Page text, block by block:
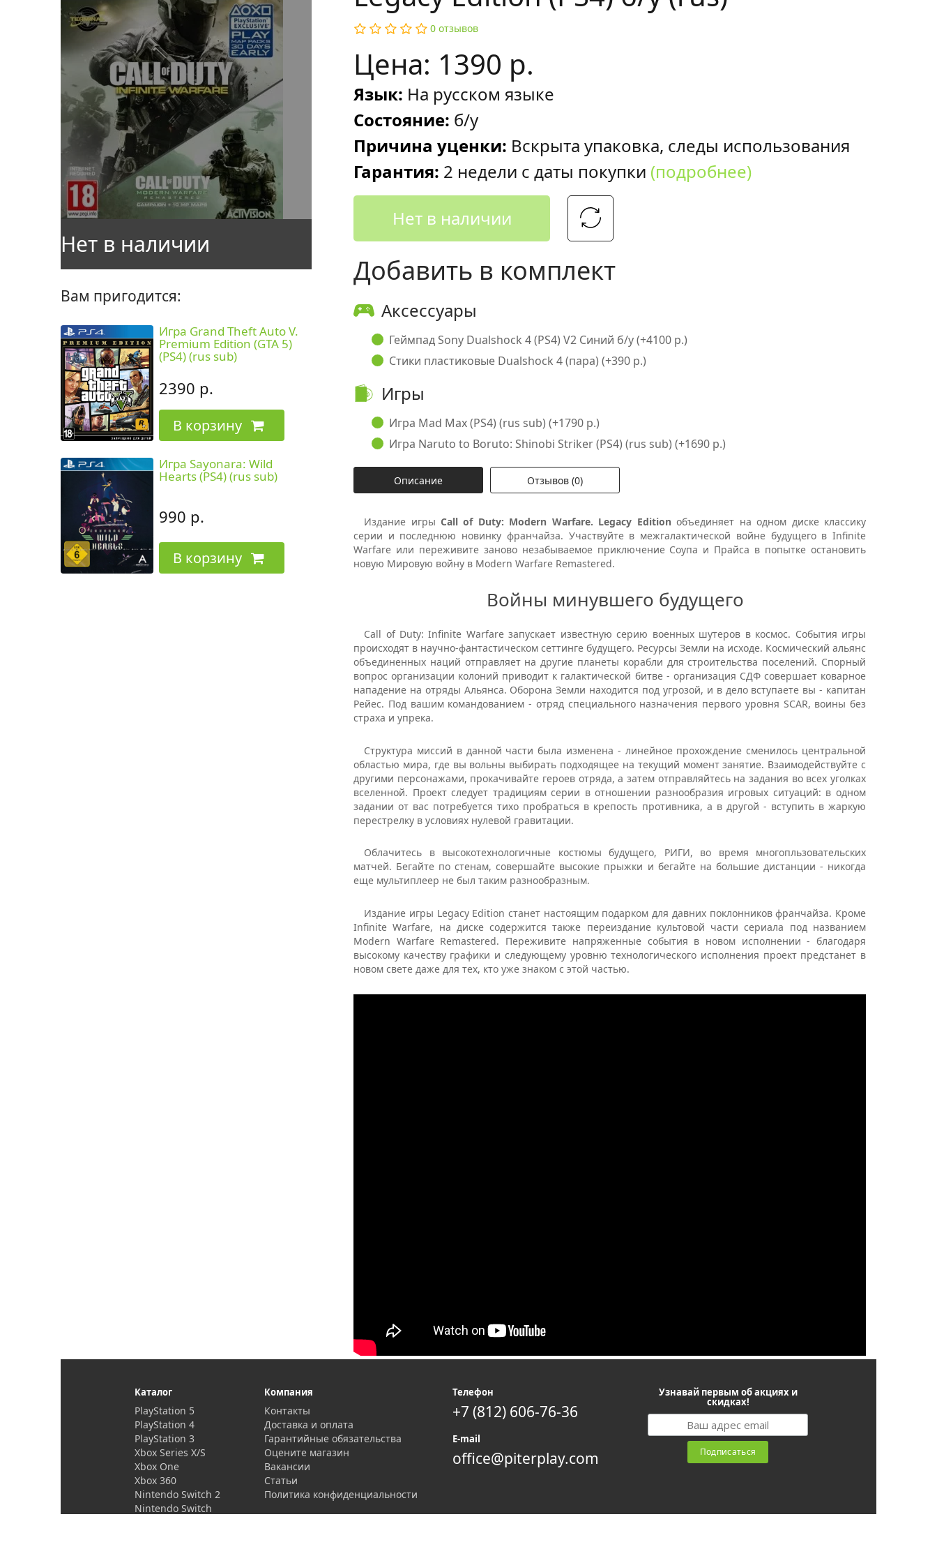
Вам пригодится:
Игра Grand Theft Auto V.
Premium Edition (GTA 5)
(PS4) (rus sub)
2390 р.
В корзину
Игра Sayonara: Wild
Hearts (PS4) (rus sub)
990 р.
В корзину
0 отзывов
Цена: 1390 р.
Язык: На русском языке
Состояние: б/у
Причина уценки: Вскрыта упаковка, следы использования
Гарантия: 2 недели с даты покупки (подробнее)
Нет в наличии
Добавить в комплект
Аксессуары
Геймпад Sony Dualshock 4 (PS4) V2 Синий б/у (+4100 р.)
Стики пластиковые Dualshock 4 (пара) (+390 р.)
Игры
Игра Mad Max (PS4) (rus sub) (+1790 р.)
Игра Naruto to Boruto: Shinobi Striker (PS4) (rus sub) (+1690 р.)
Описание Отзывов (0)
Издание игры Call of Duty: Modern Warfare. Legacy Editionобъединяет на одном диске классику
серии и последнюю новинку франчайза. Участвуйте в межгалактической войне будущего в Infinite
Warfare или переживите заново незабываемое приключение Соупа и Прайса в попытке остановить
новую Мировую войну в Modern Warfare Remastered.
Войны минувшего будущего
Call of Duty: Infinite Warfare запускает известную серию военных шутеров в космос. События игры
происходят в научно-фантастическом сеттинге будущего. Ресурсы Земли на исходе. Космический альянс
объединенных наций отправляет на другие планеты корабли для строительства поселений. Спорный
вопрос организации колоний приводит к галактической битве - организация СДФ совершает коварное
нападение на отряды Альянса. Оборона Земли находится под угрозой, и в дело вступаете вы - капитан
Рейес. Под вашим командованием - отряд специального назначения первого уровня SCAR, воины без
страха и упрека.
Структура миссий в данной части была изменена - линейное прохождение сменилось центральной
областью мира, где вы вольны выбирать подходящее на текущий момент занятие. Взаимодействуйте с
другими персонажами, прокачивайте героев отряда, а затем отправляйтесь на задания во всех уголках
вселенной. Проект следует традициям серии в отношении разнообразия игровых ситуаций: в одном
задании от вас потребуется тихо пробраться в крепость противника, а в другой - вступить в жаркую
перестрелку в условиях нулевой гравитации.
Облачитесь в высокотехнологичные костюмы будущего, РИГИ, во время многопльзовательских
матчей. Бегайте по стенам, совершайте высокие прыжки и бегайте на большие дистанции - никогда
еще мультиплеер не был таким разнообразным.
Издание игры Legacy Edition станет настоящим подарком для давних поклонников франчайза. Кроме
Infinite Warfare, на диске содержится также переиздание культовой части сериала под названием
Modern Warfare Remastered. Переживите напряженные события в новом исполнении - благодаря
высокому качеству графики и следующему уровню технологического исполнения проект предстанет в
новом свете даже для тех, кто уже знаком с этой частью.
Каталог
PlayStation 5
PlayStation 4
PlayStation 3
Xbox Series X/S
Xbox One
Xbox 360
Nintendo Switch 2
Nintendo Switch
Компания
Контакты
Доставка и оплата
Гарантийные обязательства
Оцените магазин
Вакансии
Статьи
Политика конфиденциальности
Телефон
+7 (812) 606-76-36
E-mail
office@piterplay.com
Узнавай первым об акциях и
скидках!